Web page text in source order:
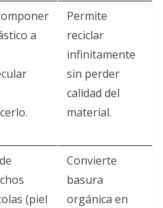
a
Permite
reciclar
infinitamente
sin perder
calidad del
material.
(piel
Convierte
basura
orgánica en